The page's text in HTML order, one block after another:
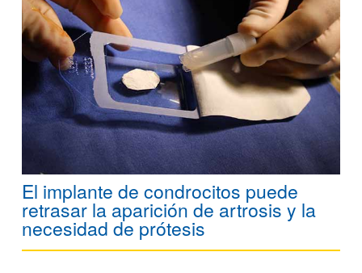
El implante de condrocitos puede
retrasar la aparición de artrosis y la
necesidad de prótesis